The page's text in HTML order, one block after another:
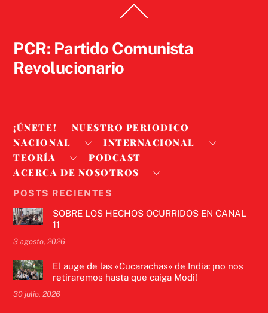
To
PCR: Partido Comunista
Revolucionario
¡ÚNETE!
NUESTRO PERIODICO
NACIONAL
INTERNACIONAL
TEORÍA
PODCAST
ACERCA DE NOSOTROS
POSTS RECIENTES
SOBRE LOS HECHOS OCURRIDOS EN CANAL
11
3 agosto, 2026
El auge de las «Cucarachas» de India: ¡no nos
retiraremos hasta que caiga Modi!
30 julio, 2026